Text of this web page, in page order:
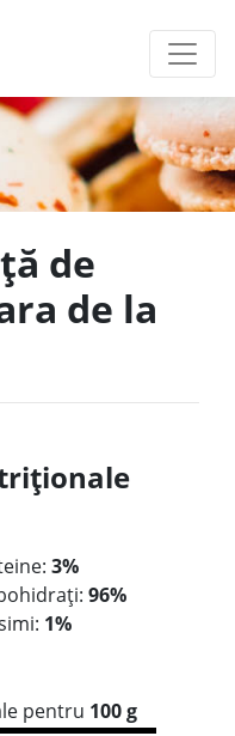
de
de la
3%
96%
1%
pentru 100 g